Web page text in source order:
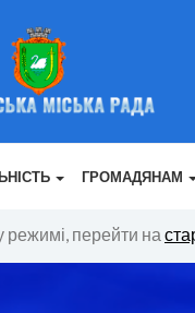
ГРОМАДЯНАМ
перейти на